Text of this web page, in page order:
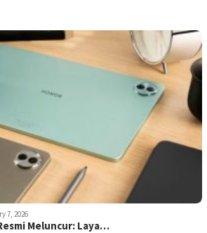
7, 2026
Meluncur: Laya…